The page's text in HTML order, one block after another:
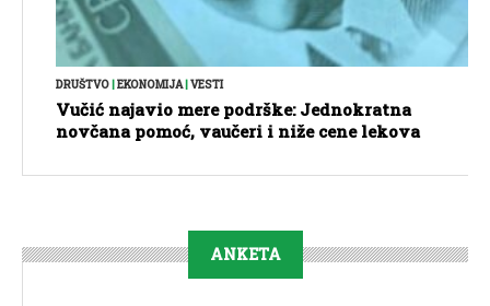
DRUŠTVO EKONOMIJA| VESTI
Vučić najavio mere podrške: Jednokratna
novčana pomoć, vaučeri i niže cene lekova
ANKETA